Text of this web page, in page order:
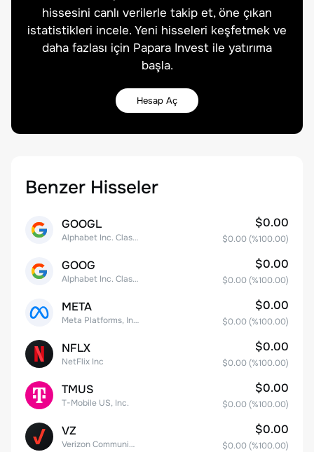
hissesini canlı verilerle takip et, öne çıkan
istatistikleri incele. Yeni hisseleri keşfetmek ve
daha fazlası için Papara Invest ile yatırıma
başla.
Hesap Aç
Benzer Hisseler
GOOGL
Alphabet Inc. Class A Common Stock
$0.00
$0.00 (%100.00)
GOOG
Alphabet Inc. Class C Capital Stock
$0.00
$0.00 (%100.00)
META
Meta Platforms, Inc. Class A Common Stock
$0.00
$0.00 (%100.00)
NFLX
NetFlix Inc
$0.00
$0.00 (%100.00)
TMUS
T-Mobile US, Inc.
$0.00
$0.00 (%100.00)
VZ
Verizon Communications
$0.00
$0.00 (%100.00)